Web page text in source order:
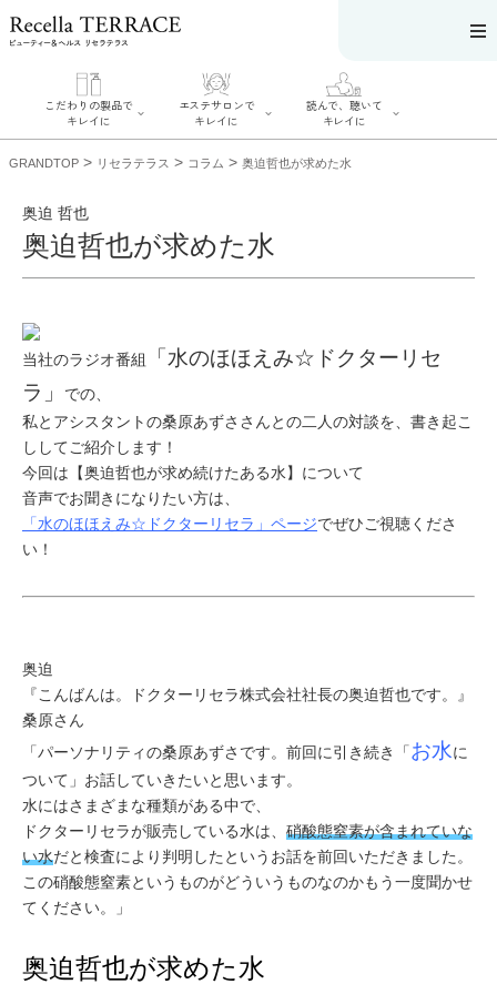
こだわりの製品で
キレイに
SERIES#01 私た
SERIES#02 水へ
のこだわり
SERIES#03 無
添加化粧品につ
いて
エステサロンで
キレイに
を探す
肌改善のプロが
いるサロンを探
定とは？
肌改善のプロと
読んで、聴いて
キレイに
読んで、聴いてキ
糖質制限レシピ
一覧
お悩みから記事
を探す
のしわ 敏感肌
るみ シミ
言
コラム
GRANDTOP > リセラテラス > コラム > 奥迫哲也が求めた水
奥迫 哲也
奥迫哲也が求めた水
当社のラジオ番組
「水のほほえみ☆ドクターリセ
ラ」
での、
私とアシスタントの桑原あずささんとの二人の対談を、書き起こ
ししてご紹介します！
今回は【奥迫哲也が求め続けたある水】について
音声でお聞きになりたい方は、
「水のほほえみ☆ドクターリセラ」ページでぜひご視聴くださ
い！
奥迫
『こんばんは。ドクターリセラ株式会社社長の奥迫哲也です。』
桑原さん
「パーソナリティの桑原あずさです。前回に引き続き「お水に
ついて」 お話していきたいと思います。
水にはさまざまな種類がある中で、
ドクターリセラが販売している水は、 硝酸態窒素が含まれていな
い水だと検査により判明したというお話を前回いただきました。
この硝酸態窒素というものがどういうものなのかもう一度聞かせ
てください。
」
奥迫哲也が求めた水